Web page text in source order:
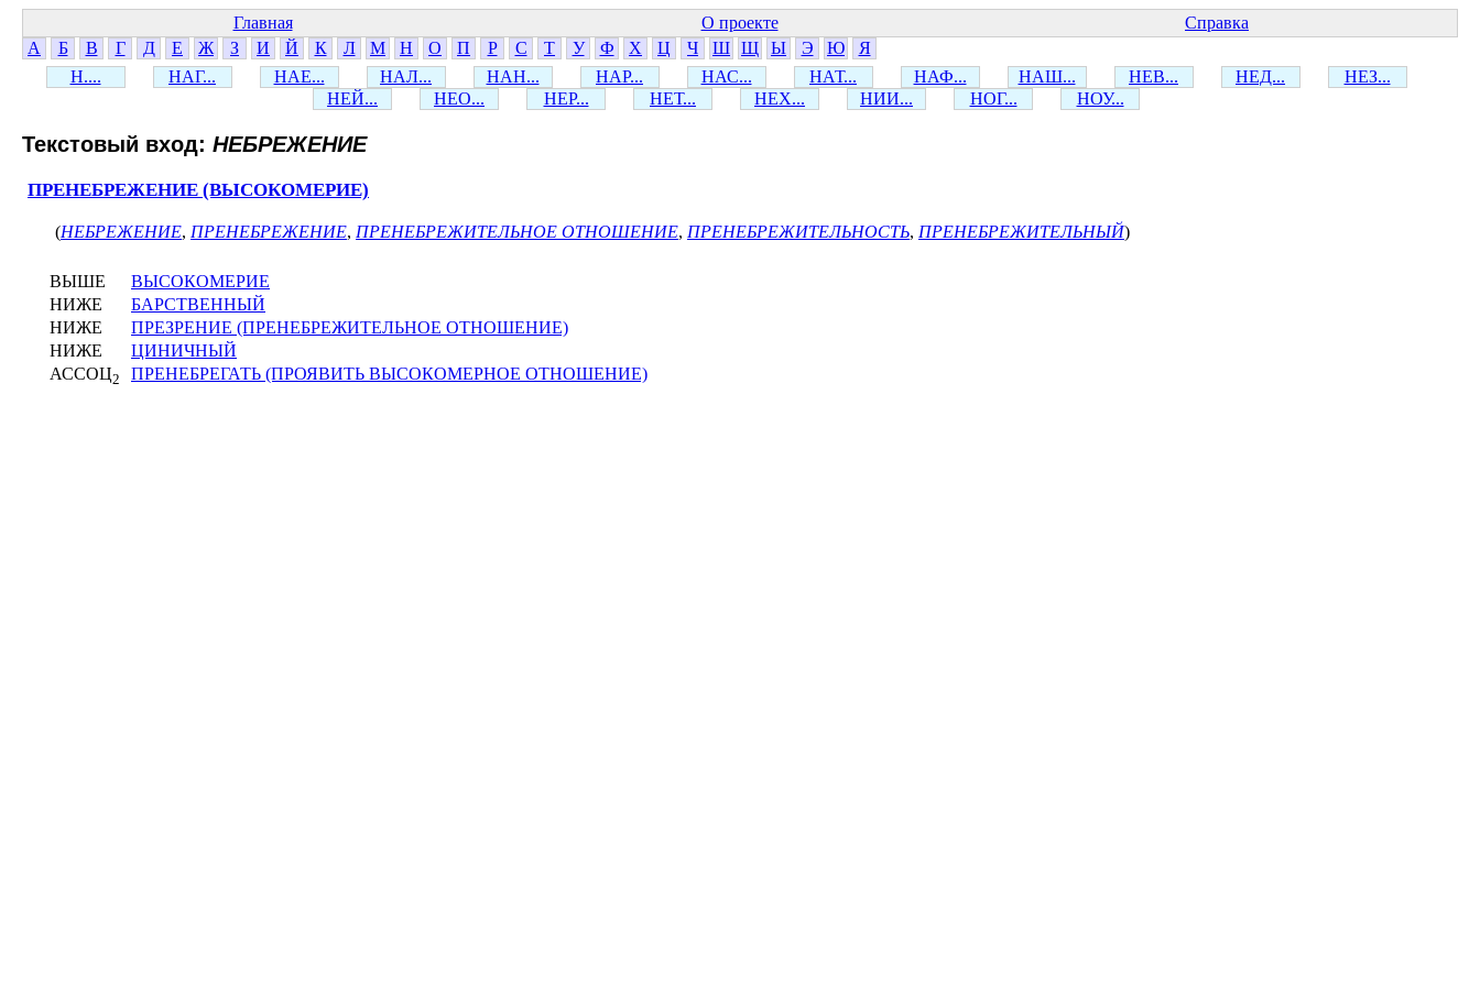
Главная О проекте
Справка
А
Б В Г Д Е Ж З И Й К Л М Н О П Р С Т У Ф Х Ц Ч Ш Щ Ы Э Ю
Я
Н....
НАГ... НАЕ... НАЛ... НАН... НАР... НАС... НАТ... НАФ... НАШ... НЕВ... НЕД...
НЕЗ...
НЕЙ...
НЕО... НЕР... НЕТ... НЕХ... НИИ... НОГ... НОУ...
Текстовый вход: НЕБРЕЖЕНИЕ
ПРЕНЕБРЕЖЕНИЕ (ВЫСОКОМЕРИЕ)
(НЕБРЕЖЕНИЕ, ПРЕНЕБРЕЖЕНИЕ, ПРЕНЕБРЕЖИТЕЛЬНОЕ ОТНОШЕНИЕ, ПРЕНЕБРЕЖИТЕЛЬНОСТЬ, ПРЕНЕБРЕЖИТЕЛЬНЫЙ)
ВЫШЕ
ВЫСОКОМЕРИЕ
НИЖЕ
БАРСТВЕННЫЙ
НИЖЕ
ПРЕЗРЕНИЕ (ПРЕНЕБРЕЖИТЕЛЬНОЕ ОТНОШЕНИЕ)
НИЖЕ
ЦИНИЧНЫЙ
АССОЦ2 ПРЕНЕБРЕГАТЬ (ПРОЯВИТЬ ВЫСОКОМЕРНОЕ ОТНОШЕНИЕ)